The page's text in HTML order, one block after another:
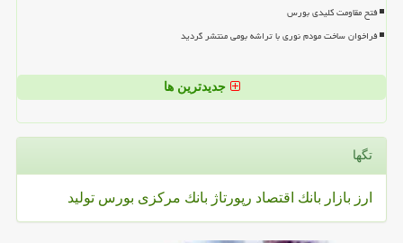
فتح مقاومت کلیدی بورس
فراخوان ساخت مودم نوری با تراشه بومی منتشر گردید
جدیدترین ها
تگها
ارز بازار بانك اقتصاد رپورتاژ بانك مركزی بورس تولید